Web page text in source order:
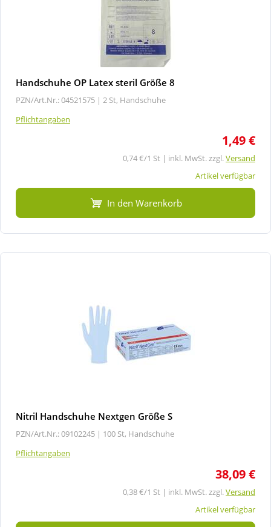
Handschuhe OP Latex steril Größe 8
PZN/Art.Nr.: 04521575 | 2 St, Handschuhe
Pflichtangaben
1,49 €
0,74 €/1 St | inkl. MwSt. zzgl.Versand
Artikel verfügbar
In den Warenkorb
Nitril Handschuhe Nextgen Größe S
PZN/Art.Nr.: 09102245 | 100 St, Handschuhe
Pflichtangaben
38,09 €
0,38 €/1 St | inkl. MwSt. zzgl.Versand
Artikel verfügbar